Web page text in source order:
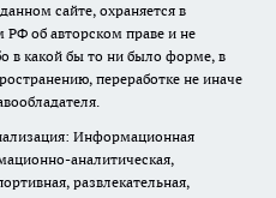
сайте, охраняется в
РФ об авторском праве и не
в какой бы то ни было форме, в
переработке не иначе
Информационная
аналитическая,
развлекательная,